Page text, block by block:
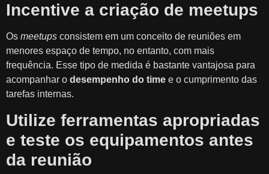
Incentive a criação de meetups
Os meetups consistem em um conceito de reuniões em
menores espaço de tempo, no entanto, com mais
frequência. Esse tipo de medida é bastante vantajosa para
acompanhar o desempenho do time e o cumprimento das
tarefas internas.
Utilize ferramentas apropriadas
e teste os equipamentos antes
da reunião